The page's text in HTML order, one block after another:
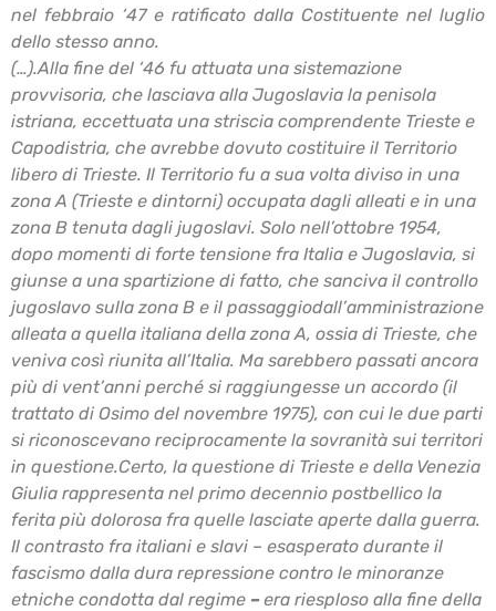
nel febbraio ‘47 e ratificato dalla Costituente nel luglio
dello stesso anno.
(…).Alla fine del ‘46 fu attuata una sistemazione
provvisoria, che lasciava alla Jugoslavia la penisola
istriana, eccettuata una striscia comprendente Trieste e
Capodistria, che avrebbe dovuto costituire il Territorio
libero di Trieste. Il Territorio fu a sua volta diviso in una
zona A (Trieste e dintorni) occupata dagli alleati e in una
zona B tenuta dagli jugoslavi. Solo nell’ottobre 1954,
dopo momenti di forte tensione fra Italia e Jugoslavia, si
giunse a una spartizione di fatto, che sanciva il controllo
jugoslavo sulla zona B e il passaggiodall’amministrazione
alleata a quella italiana della zona A, ossia di Trieste, che
veniva così riunita all’Italia. Ma sarebbero passati ancora
più di vent’anni perché si raggiungesse un accordo (il
trattato di Osimo del novembre 1975), con cui le due parti
si riconoscevano reciprocamente la sovranità sui territori
in questione.Certo, la questione di Trieste e della Venezia
Giulia rappresenta nel primo decennio postbellico la
ferita più dolorosa fra quelle lasciate aperte dalla guerra.
Il contrasto fra italiani e slavi – esasperato durante il
fascismo dalla dura repressione contro le minoranze
etniche condotta dal regime –era riesploso alla fine della